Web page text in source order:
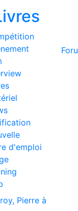
d'emploi
Pierre à